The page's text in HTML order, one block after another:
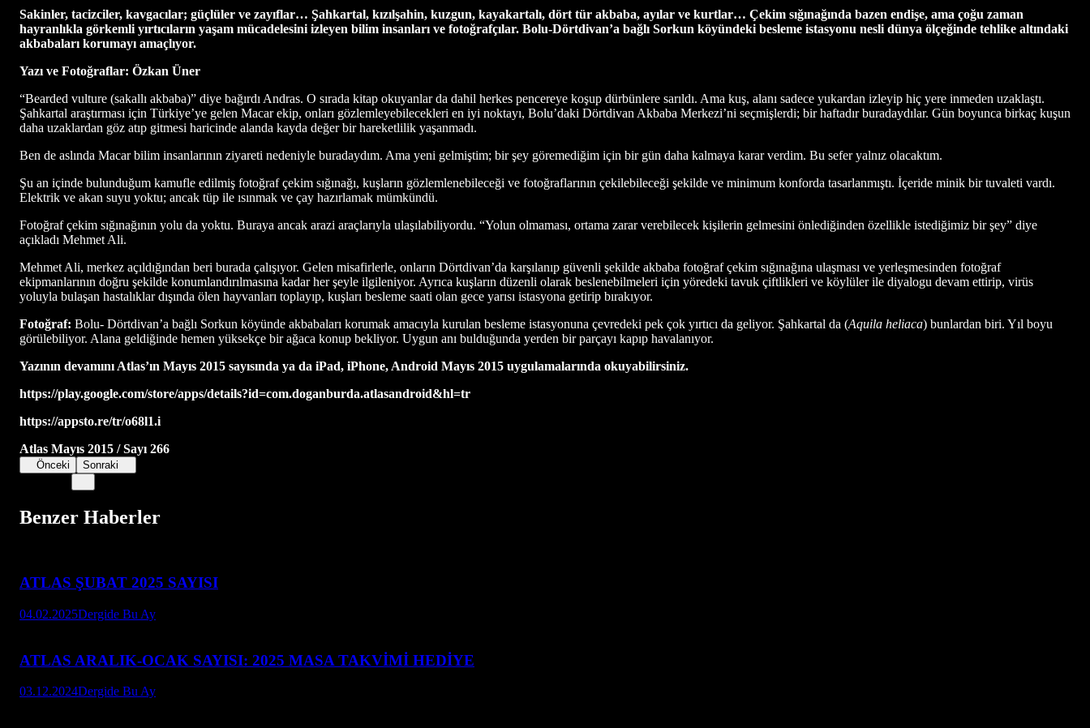
Sakinler, tacizciler, kavgacılar; güçlüler ve zayıflar… Şahkartal, kızılşahin, kuzgun, kayakartalı, dört tür akbaba, ayılar ve kurtlar… Çekim sığınağında bazen endişe, ama çoğu zaman
hayranlıkla görkemli yırtıcıların yaşam mücadelesini izleyen bilim insanları ve fotoğrafçılar. Bolu-Dörtdivan’a bağlı Sorkun köyündeki besleme istasyonu nesli dünya ölçeğinde tehlike altındaki
akbabaları korumayı amaçlıyor.
Yazı ve Fotoğraflar: Özkan Üner
“Bearded vulture (sakallı akbaba)” diye bağırdı Andras. O sırada kitap okuyanlar da dahil herkes pencereye koşup dürbünlere sarıldı. Ama kuş, alanı sadece yukardan izleyip hiç yere inmeden uzaklaştı.
Şahkartal araştırması için Türkiye’ye gelen Macar ekip, onları gözlemleyebilecekleri en iyi noktayı, Bolu’daki Dörtdivan Akbaba Merkezi’ni seçmişlerdi; bir haftadır buradaydılar. Gün boyunca birkaç kuşun
daha uzaklardan göz atıp gitmesi haricinde alanda kayda değer bir hareketlilik yaşanmadı.
Ben de aslında Macar bilim insanlarının ziyareti nedeniyle buradaydım. Ama yeni gelmiştim; bir şey göremediğim için bir gün daha kalmaya karar verdim. Bu sefer yalnız olacaktım.
Şu an içinde bulunduğum kamufle edilmiş fotoğraf çekim sığınağı, kuşların gözlemlenebileceği ve fotoğraflarının çekilebileceği şekilde ve minimum konforda tasarlanmıştı. İçeride minik bir tuvaleti vardı.
Elektrik ve akan suyu yoktu; ancak tüp ile ısınmak ve çay hazırlamak mümkündü.
Fotoğraf çekim sığınağının yolu da yoktu. Buraya ancak arazi araçlarıyla ulaşılabiliyordu. “Yolun olmaması, ortama zarar verebilecek kişilerin gelmesini önlediğinden özellikle istediğimiz bir şey” diye
açıkladı Mehmet Ali.
Mehmet Ali, merkez açıldığından beri burada çalışıyor. Gelen misafirlerle, onların Dörtdivan’da karşılanıp güvenli şekilde akbaba fotoğraf çekim sığınağına ulaşması ve yerleşmesinden fotoğraf
ekipmanlarının doğru şekilde konumlandırılmasına kadar her şeyle ilgileniyor. Ayrıca kuşların düzenli olarak beslenebilmeleri için yöredeki tavuk çiftlikleri ve köylüler ile diyalogu devam ettirip, virüs
yoluyla bulaşan hastalıklar dışında ölen hayvanları toplayıp, kuşları besleme saati olan gece yarısı istasyona getirip bırakıyor.
Fotoğraf: Bolu- Dörtdivan’a bağlı Sorkun köyünde akbabaları korumak amacıyla kurulan besleme istasyonuna çevredeki pek çok yırtıcı da geliyor. Şahkartal da (Aquila heliaca) bunlardan biri. Yıl boyu
görülebiliyor. Alana geldiğinde hemen yüksekçe bir ağaca konup bekliyor. Uygun anı bulduğunda yerden bir parçayı kapıp havalanıyor.
Yazının devamını Atlas’ın Mayıs 2015 sayısında ya da iPad, iPhone, Android Mayıs 2015 uygulamalarında okuyabilirsiniz.
https://play.google.com/store/apps/details?id=com.doganburda.atlasandroid&hl=tr
https://appsto.re/tr/o68l1.i
Atlas Mayıs 2015 / Sayı 266
Önceki Sonraki
Benzer Haberler
ATLAS ŞUBAT 2025 SAYISI
04.02.2025Dergide Bu Ay
ATLAS ARALIK-OCAK SAYISI: 2025 MASA TAKVİMİ HEDİYE
03.12.2024Dergide Bu Ay